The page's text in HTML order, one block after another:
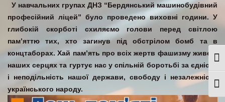
У навчальних групах ДНЗ “Бердянський машинобудівний
професійний ліцей” було проведено виховні години. У
глибокій скорботі схиляємо голови перед світлою
пам’яттю тих, хто загинув під обстрілом бомб та в
концтаборах. Хай пам’ять про всіх жертв фашизму живе в
наших серцях та гуртує нас у спільній боротьбі за єдність
і неподільність нашої держави, свободу і незалежність
українського народу.